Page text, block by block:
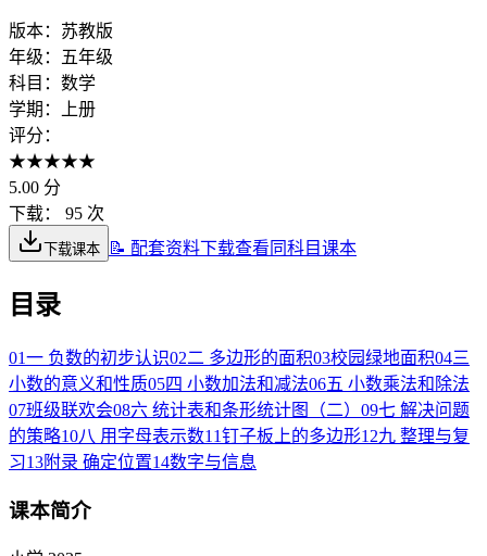
版本： 苏教版
年级：
五年级
科目： 数学
学期：
上册
评分：
★★★★★
5.00 分
下载：
95 次
下载课本 📝 配套资料下载查看同科目课本
目录
01一 负数的初步认识02二 多边形的面积03校园绿地面积04三
小数的意义和性质05四 小数加法和减法06五 小数乘法和除法
07班级联欢会08六 统计表和条形统计图（二） 09七 解决问题
的策略10八 用字母表示数11钉子板上的多边形12九 整理与复
习13附录 确定位置14数字与信息
课本简介